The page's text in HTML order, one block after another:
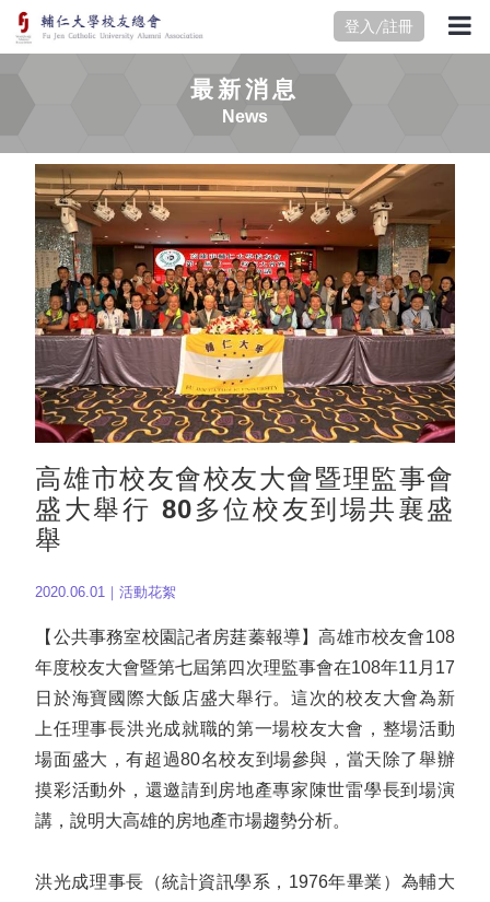
登入/註冊
最新消息
News
高雄市校友會校友大會暨理監事會
盛大舉行 80多位校友到場共襄盛
舉
2020.06.01｜活動花絮
【公共事務室校園記者房莛蓁報導】高雄市校友會108
年度校友大會暨第七屆第四次理監事會在108年11月17
日於海寶國際大飯店盛大舉行。這次的校友大會為新
上任理事長洪光成就職的第一場校友大會，整場活動
場面盛大，有超過80名校友到場參與，當天除了舉辦
摸彩活動外，還邀請到房地產專家陳世雷學長到場演
講，說明大高雄的房地產市場趨勢分析。
洪光成理事長（統計資訊學系，1976年畢業）為輔大